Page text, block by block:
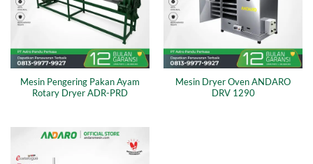
Mesin Pengering Pakan Ayam
Rotary Dryer ADR-PRD
Mesin Dryer Oven ANDARO
DRV 1290